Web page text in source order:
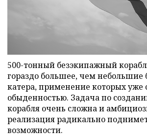
500-тонный безэкипажный
гораздо большее, чем небольшие
катера, применение которых уже
обыденностью. Задача по
корабля очень сложна и
реализация радикально
возможности.